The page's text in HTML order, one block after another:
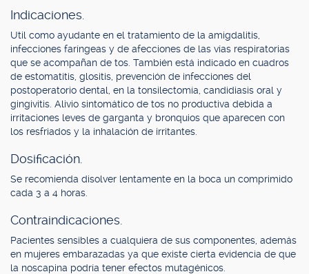
Indicaciones.
Util como ayudante en el tratamiento de la amigdalitis,
infecciones faríngeas y de afecciones de las vías respiratorias
que se acompañan de tos. También está indicado en cuadros
de estomatitis, glositis, prevención de infecciones del
postoperatorio dental, en la tonsilectomía, candidiasis oral y
gingivitis. Alivio sintomático de tos no productiva debida a
irritaciones leves de garganta y bronquios que aparecen con
los resfriados y la inhalación de irritantes.
Dosificación.
Se recomienda disolver lentamente en la boca un comprimido
cada 3 a 4 horas.
Contraindicaciones.
Pacientes sensibles a cualquiera de sus componentes, además
en mujeres embarazadas ya que existe cierta evidencia de que
la noscapina podría tener efectos mutagénicos.